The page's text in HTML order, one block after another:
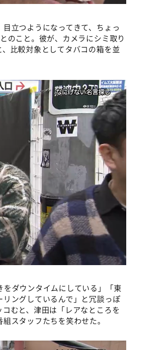
立つようになってきて、ちょっ
のこと。彼が、カメラにシミ取り
比較対象としてタバコの箱を並
ダウンタイムにしている」「東
ングしているんで」と冗談っぽ
むと、津田は「レアなところを
スタッフたちを笑わせた。